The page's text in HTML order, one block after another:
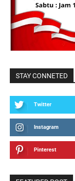
STAY CONNETED
Twitter
Instagram
Pinterest